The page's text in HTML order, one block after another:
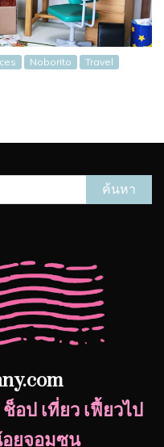
Noborito Travel
อป เที่ยว เฟี้ยวไป
ยจอมซน